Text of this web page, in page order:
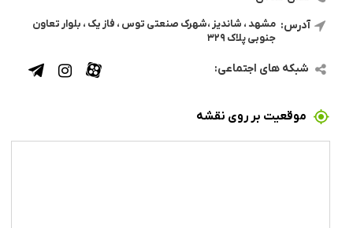
آدرس: مشهد ، شاندیز ،شهرک صنعتی توس ، فاز یک ، بلوار تعاون
جنوبی پلاک ۳۲۹
شبکه های اجتماعی:
موقعیت بر روی نقشه